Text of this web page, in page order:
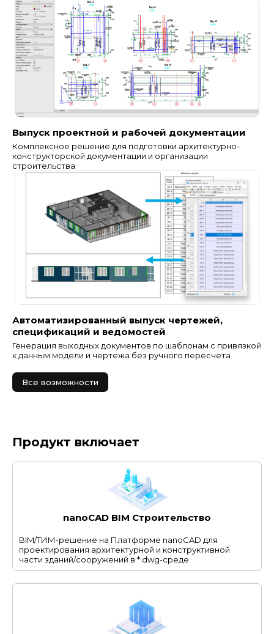
Выпуск проектной и рабочей документации
Комплексное решение для подготовки архитектурно-
конструкторской документации и организации
строительства
Автоматизированный выпуск чертежей,
спецификаций и ведомостей
Генерация выходных документов по шаблонам с привязкой
к данным модели и чертежа без ручного пересчета
Все возможности
Продукт включает
nanoCAD BIM Строительство
BIM/ТИМ-решение на Платформе nanoCAD для
проектирования архитектурной и конструктивной
части зданий/сооружений в *.dwg-среде